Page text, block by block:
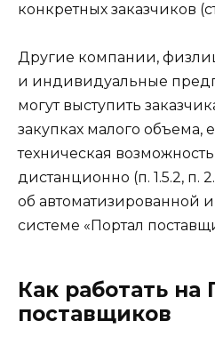
конкретных заказчиков
Другие компании,
и индивидуальные
могут выступить
закупках малого объема,
техническая
дистанционно (п. 1.5.2, п.
об автоматизированной
системе «Портал
Как работать на
поставщиков